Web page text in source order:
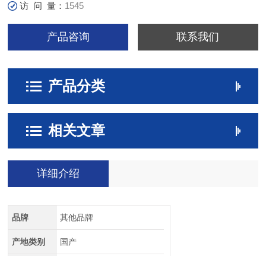
访 问 量： 1545
产品咨询 联系我们
产品分类
相关文章
详细介绍
品牌 其他品牌
产地类别 国产